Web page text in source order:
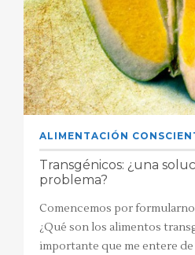
ALIMENTACIÓN
Transgénicos: ¿una
problema?
Comencemos por
¿Qué son los alimentos
importante que me entere de